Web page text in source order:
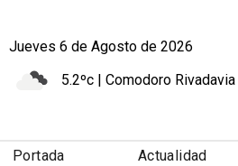
Jueves 6 de Agosto de 2026
5.2ºc | Comodoro Rivadavia
Portada Actualidad